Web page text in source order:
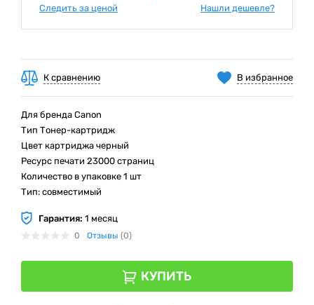
Следить за ценой Нашли дешевле?
В избранное
К сравнению
Для бренда Canon
Тип Тонер-картридж
Цвет картриджа черный
Ресурс печати 23000 страниц
Количество в упаковке 1 шт
Тип: совместимый
Гарантия: 1 месяц
0 Отзывы (0)
КУПИТЬ